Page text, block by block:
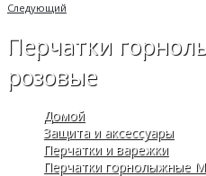
Следующий
Перчатки
розовые
Домой
Защита и аксессуары
Перчатки и варежки
Перчатки горнолыжные